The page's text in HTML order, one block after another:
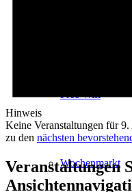
Free Wifi
Wochenmarkt
Hinweis
Keine Veranstaltungen für
zu den nächsten
Veranstaltungen